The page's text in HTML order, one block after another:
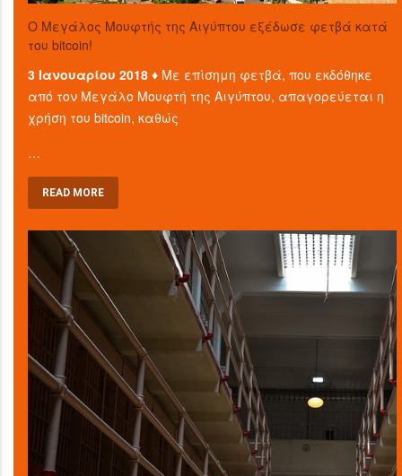
O Μεγάλος Μουφτής της Αιγύπτου εξέδωσε φετβά κατά
του bitcoin!
3 Ιανουαρίου 2018 ♦ Με επίσημη φετβά, που εκδόθηκε
από τον Μεγάλο Μουφτή της Αιγύπτου, απαγορεύεται η
χρήση του bitcoin, καθώς
…
READ MORE